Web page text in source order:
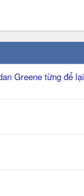
Greene từng để lại